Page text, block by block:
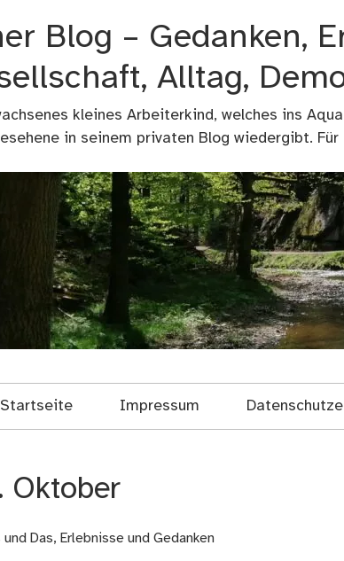
Blog – Gedanken,
Alltag,
kleines Arbeiterkind, welches ins
in seinem privaten Blog wiedergibt.
Startseite Impressum
Oktober
und Das, Erlebnisse und Gedanken